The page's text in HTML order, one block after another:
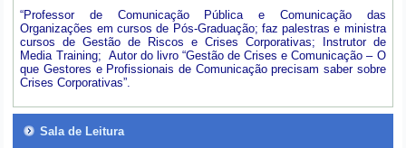
“Professor de Comunicação Pública e Comunicação das
Organizações em cursos de Pós-Graduação; faz palestras e ministra
cursos de Gestão de Riscos e Crises Corporativas; Instrutor de
Media Training; Autor do livro “Gestão de Crises e Comunicação – O
que Gestores e Profissionais de Comunicação precisam saber sobre
Crises Corporativas”.
Sala de Leitura